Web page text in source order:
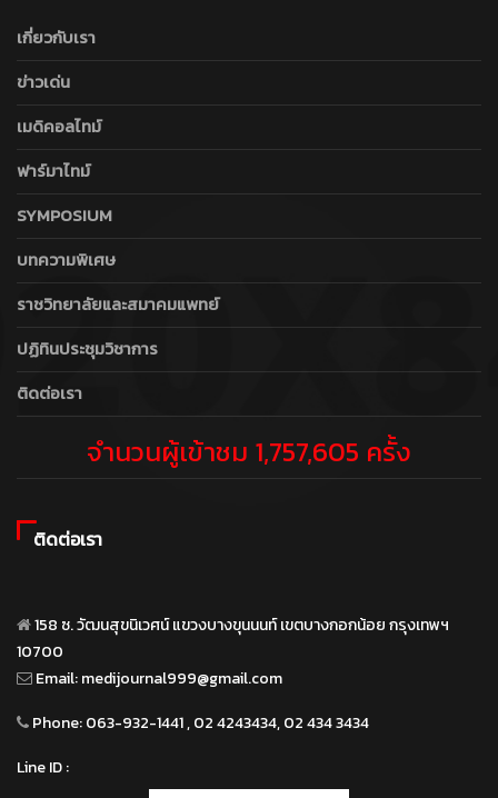
เกี่ยวกับเรา
ข่าวเด่น
เมดิคอลไทม์
ฟาร์มาไทม์
SYMPOSIUM
บทความพิเศษ
ราชวิทยาลัยและสมาคมแพทย์
ปฏิทินประชุมวิชาการ
ติดต่อเรา
จำนวนผู้เข้าชม 1,757,605 ครั้ง
ติดต่อเรา
158 ซ. วัฒนสุขนิเวศน์ แขวงบางขุนนนท์ เขตบางกอกน้อย กรุงเทพฯ
10700
Email:medijournal999@gmail.com
Phone:063-932-1441 , 02 4243434, 02 434 3434
Line ID :